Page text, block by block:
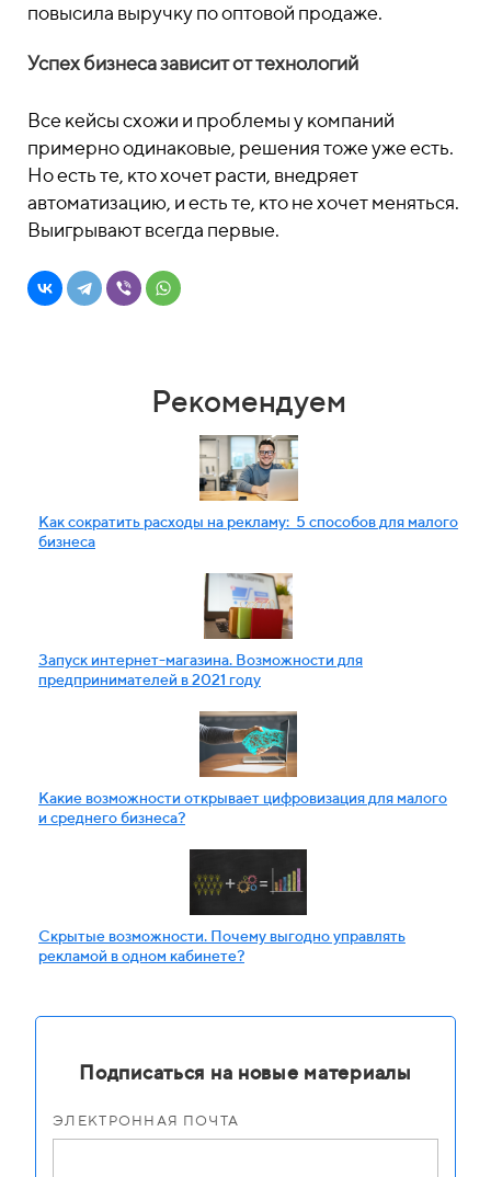
повысила выручку по оптовой продаже.
Успех бизнеса зависит от технологий
Все кейсы схожи и проблемы у компаний
примерно одинаковые, решения тоже уже есть.
Но есть те, кто хочет расти, внедряет
автоматизацию, и есть те, кто не хочет меняться.
Выигрывают всегда первые.
Рекомендуем
Как сократить расходы на рекламу: 5 способов для малого
бизнеса
Запуск интернет-магазина. Возможности для
предпринимателей в 2021 году
Какие возможности открывает цифровизация для малого
и среднего бизнеса?
Скрытые возможности. Почему выгодно управлять
рекламой в одном кабинете?
Подписаться на новые материалы
ЭЛЕКТРОННАЯ ПОЧТА